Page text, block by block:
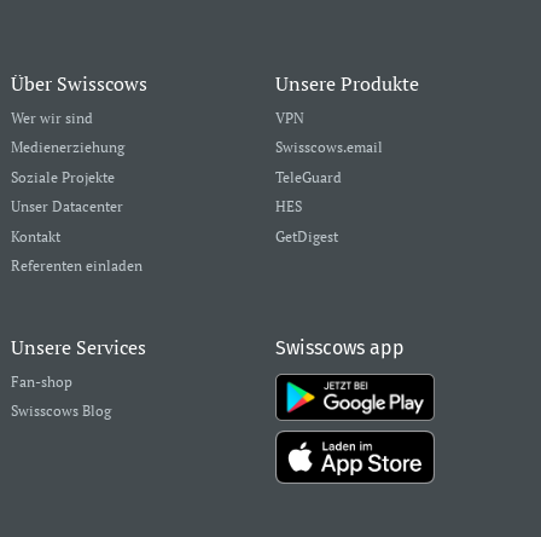
Über Swisscows
Wer wir sind
Medienerziehung
Soziale Projekte
Unser Datacenter
Kontakt
Referenten einladen
Unsere Produkte
VPN
Swisscows.email
TeleGuard
HES
GetDigest
Unsere Services
Fan-shop
Swisscows Blog
Swisscows app